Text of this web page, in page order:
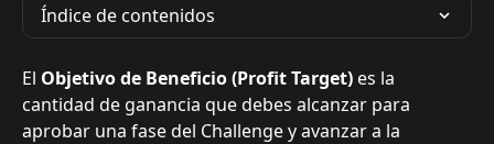
Índice de contenidos
El Objetivo de Beneficio (Profit Target) es la
cantidad de ganancia que debes alcanzar para
aprobar una fase del Challenge y avanzar a la